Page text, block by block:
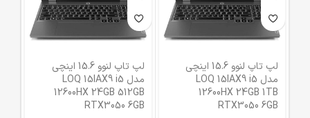
لپ تاپ لنوو 15.6 اینچی
مدل LOQ 15IAX9 i5
12600HX 24GB 1TB
RTX3050 6GB
لپ تاپ لنوو 15.6 اینچی
مدل LOQ 15IAX9 i5
12600HX 24GB 512GB
RTX3050 6GB